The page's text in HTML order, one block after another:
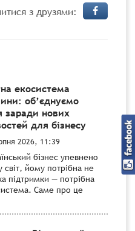
з друзями:
екосистема
об’єднуємо
заради нових
для бізнесу
2026, 11:39
бізнес упевнено
світ, йому потрібна не
підтримки — потрібна
Саме про це